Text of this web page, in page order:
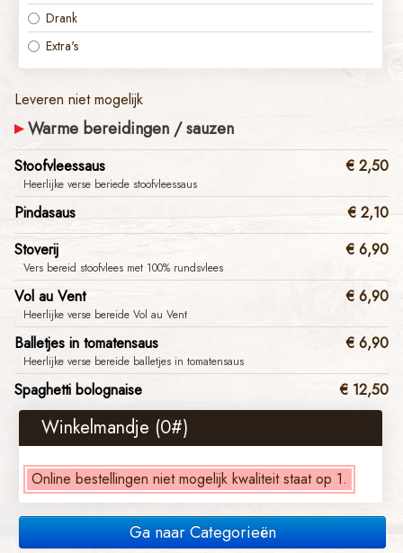
Drank
Extra's
Leveren niet mogelijk
Warme bereidingen / sauzen
Stoofvleessaus
Heerlijke verse beriede stoofvleessaus
€ 2,50
Pindasaus
€ 2,10
Stoverij
Vers bereid stoofvlees met 100% rundsvlees
€ 6,90
Vol au Vent
Heerlijke verse bereide Vol au Vent
€ 6,90
Balletjes in tomatensaus
​Heerlijke verse bereide balletjes in tomatensaus
€ 6,90
Spaghetti bolognaise € 12,50
Winkelmandje (0#)
Online bestellingen niet mogelijk kwaliteit staat op 1.
Ga naar Categorieën